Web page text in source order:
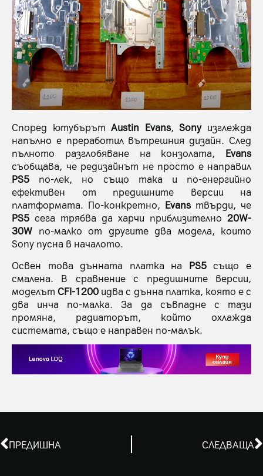
Според ютубърътAustin Evans,Sonyизглежда
напълно е преработил вътрешния дизайн. След
пълното разглобяване на конзолата, Evans
съобщава, че редизайнът не просто е направил
PS5 по-лек, но също така и по-енергийно
ефективен от предишните версии на
платформата. По-конкретно, Evans твърди, че
PS5 сега трябва да харчи приблизително 20W-
30W по-малко от другите два модела, които
Sony пусна в началото.
Освен това дънната платка на PS5също е
смалена. В сравнение с предишните версии,
моделътCFI-1200 идва с дънна платка, която е с
два инча по-малка. За да съвпадне с тази
промяна, радиаторът, който охлажда
системата, също е направен по-малък.
ПРЕДИШНА СЛЕДВАЩА